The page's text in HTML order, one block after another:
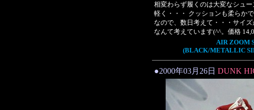
相変わらず履くのは大変なシュー
軽く・・・ クッションも柔らか
なので、数日考えて・・・サイ
なんて考えています(^^。価格
AIR ZOOM
(BLACK/METALLIC
●2000年03月26日 DUNK